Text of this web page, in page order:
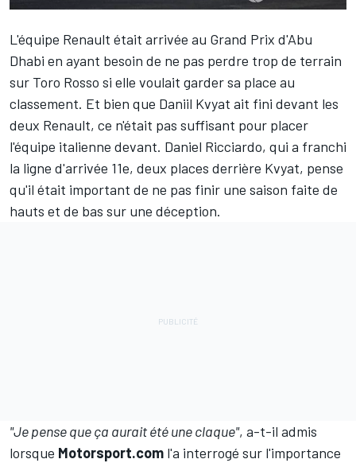
L'équipe Renault était arrivée au Grand Prix d'Abu
Dhabi en ayant besoin de ne pas perdre trop de terrain
sur Toro Rosso si elle voulait garder sa place au
classement. Et bien que Daniil Kvyat ait fini devant les
deux Renault, ce n'était pas suffisant pour placer
l'équipe italienne devant. Daniel Ricciardo, qui a franchi
la ligne d'arrivée 11e, deux places derrière Kvyat, pense
qu'il était important de ne pas finir une saison faite de
hauts et de bas sur une déception.
"Je pense que ça aurait été une claque", a-t-il admis
lorsque Motorsport.com l'a interrogé sur l'importance